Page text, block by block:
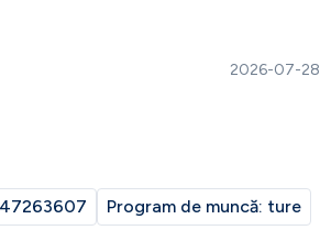
2026-07-28
47263607 Program de muncă: ture